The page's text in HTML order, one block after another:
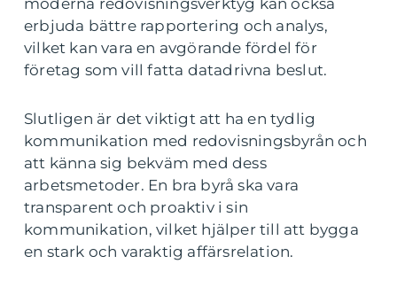
erbjuda bättre rapportering och analys,
vilket kan vara en avgörande fördel för
företag som vill fatta datadrivna beslut.
Slutligen är det viktigt att ha en tydlig
kommunikation med redovisningsbyrån och
att känna sig bekväm med dess
arbetsmetoder. En bra byrå ska vara
transparent och proaktiv i sin
kommunikation, vilket hjälper till att bygga
en stark och varaktig affärsrelation.